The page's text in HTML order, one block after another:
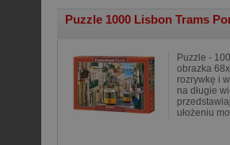
Puzzle 1000 Lisbon Trams
Puzzle -
obrazka
rozrywkę i
na długie
ułożeniu